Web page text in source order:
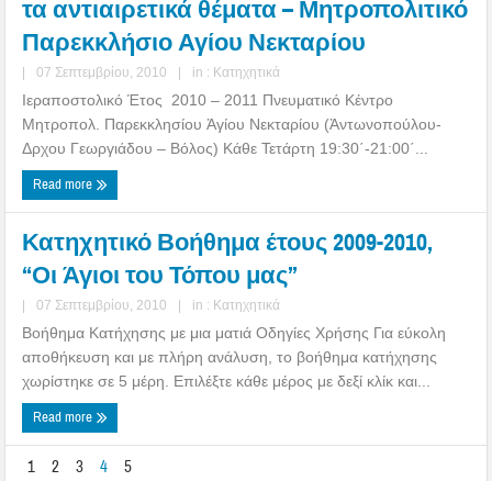
τα αντιαιρετικά θέματα – Μητροπολιτικό
Παρεκκλήσιο Αγίου Νεκταρίου
| 07 Σεπτεμβρίου, 2010 | in : Κατηχητικά
Ιεραποστολικό Έτος 2010 – 2011 Πνευματικό Κέντρο
Μητροπολ. Παρεκκλησίου Ἁγίου Νεκταρίου (Ἀντωνοπούλου-
Δρχου Γεωργιάδου – Βόλος) Κάθε Τετάρτη 19:30΄-21:00΄...
Read more
Κατηχητικό Βοήθημα έτους 2009-2010,
“Οι Άγιοι του Τόπου μας”
| 07 Σεπτεμβρίου, 2010 | in : Κατηχητικά
Βοήθημα Κατήχησης με μια ματιά Οδηγίες Χρήσης Για εύκολη
αποθήκευση και με πλήρη ανάλυση, το βοήθημα κατήχησης
χωρίστηκε σε 5 μέρη. Επιλέξτε κάθε μέρος με δεξί κλίκ και...
Read more
1 2 3 4 5